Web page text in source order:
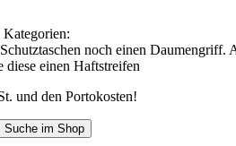
noch einen
diese einen Haftstreifen
und den Portokosten!
Suche im Shop